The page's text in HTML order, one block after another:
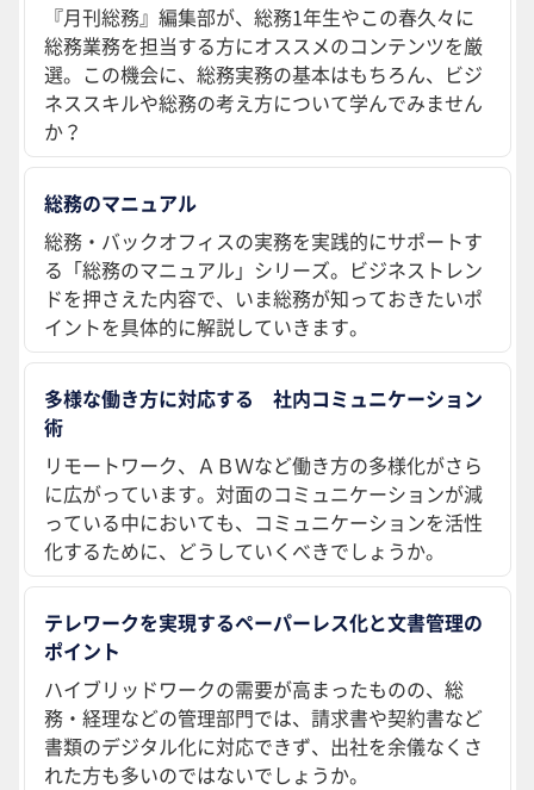
『月刊総務』編集部が、総務1年生やこの春久々に
総務業務を担当する方にオススメのコンテンツを厳
選。この機会に、総務実務の基本はもちろん、ビジ
ネススキルや総務の考え方について学んでみません
か？
総務のマニュアル
総務・バックオフィスの実務を実践的にサポートす
る「総務のマニュアル」シリーズ。ビジネストレン
ドを押さえた内容で、いま総務が知っておきたいポ
イントを具体的に解説していきます。
多様な働き方に対応する 社内コミュニケーション
術
リモートワーク、ＡＢＷなど働き方の多様化がさら
に広がっています。対面のコミュニケーションが減
っている中においても、コミュニケーションを活性
化するために、どうしていくべきでしょうか。
テレワークを実現するペーパーレス化と文書管理の
ポイント
ハイブリッドワークの需要が高まったものの、総
務・経理などの管理部門では、請求書や契約書など
書類のデジタル化に対応できず、出社を余儀なくさ
れた方も多いのではないでしょうか。